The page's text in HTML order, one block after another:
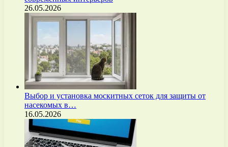
26.05.2026
Выбор и установка москитных сеток для защиты от
насекомых в…
16.05.2026